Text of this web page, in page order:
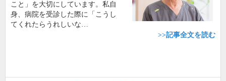
こと」を大切にしています。私自
身、病院を受診した際に「こうし
てくれたらうれしいな…
>>記事全文を読む